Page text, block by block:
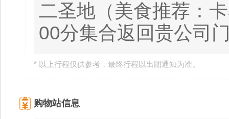
二圣地（美食推荐：
00分集合返回贵公司
* 以上行程仅供参考，最终行程以出团通知为准。
购物站信息